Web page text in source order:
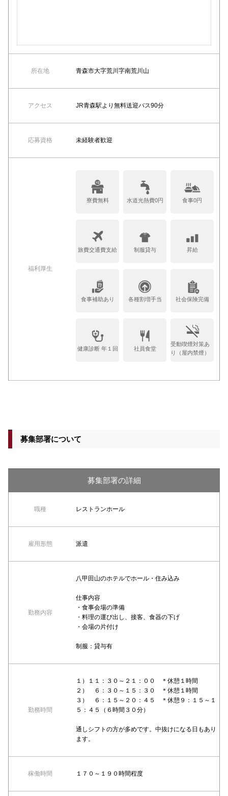
所在地 青森市大字荒川字南荒川山
アクセス JR青森駅より無料送迎バス90分
応募資格 未経験者歓迎
福利厚生
寮費無料 水道光熱費0円 食事0円
旅費交通費支給 制服貸与 昇給
食事補助あり 各種割増手当 社会保険完備
健康診断 年１回 社員食堂
受動喫煙対策あ
り（屋内禁煙）
募集部署について
募集部署の詳細
職種 レストランホール
雇用形態 派遣
勤務内容
八甲田山のホテルでホール・住み込み
仕事内容
・食事会場の準備
・料理の運び出し、接客、食器の下げ
・会場の片付け
制服：貸与有
勤務時間
１）１１：３０～２１：００ ＊休憩１時間
２） ６：３０～１５：３０ ＊休憩１時間
３） ６：１５～２０：４５ ＊休憩９：１５～１
５：４５（６時間３０分）
通しシフトの方が多めです。中抜けになる日もあり
ます。
稼働時間 １７０～１９０時間程度